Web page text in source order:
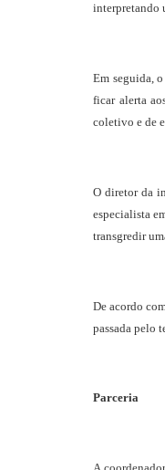
interpretando
Em seguida,
ficar alerta
coletivo e de
O diretor da
especialista
transgredir
De acordo
passada pelo
Parceria